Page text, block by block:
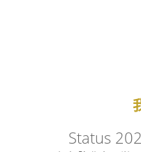
Status